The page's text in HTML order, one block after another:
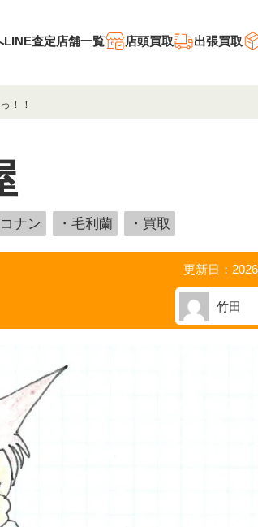
LINE査定店舗一覧 店頭買取 出張買取
！！
ナン ・毛利蘭 ・買取
更新日：
竹田